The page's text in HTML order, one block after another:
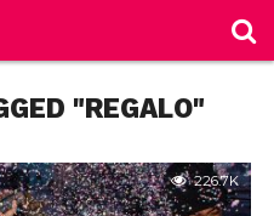
"REGALO"
226.7K